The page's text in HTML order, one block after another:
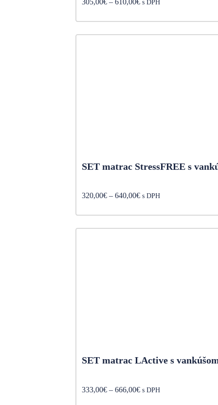
305,00€
through
s DPH
SET matrac StressFREE s
320,00€ – 640,00€Price
320,00€
through
s DPH
SET matrac LActive s
333,00€ – 666,00€Price
s DPH